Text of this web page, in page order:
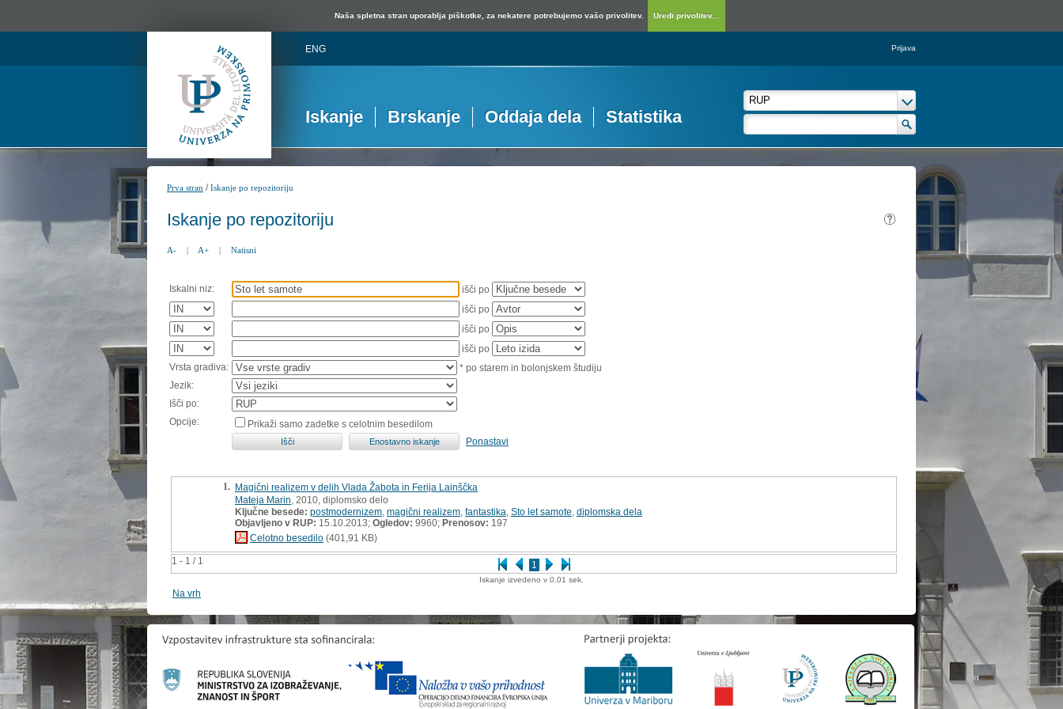
Naša spletna stran uporablja piškotke, za nekatere potrebujemo vašo privolitev. Uredi privolitev...
ENG Prijava
Iskanje Brskanje Oddaja dela Statistika
Prva stran /Iskanje po repozitoriju
Iskanje po repozitoriju
A- | A+ | Natisni
Iskalni niz:
išči po
išči po
išči po
išči po
Vrsta gradiva:
* po starem in bolonjskem študiju
Jezik:
Išči po:
Opcije:
Prikaži samo zadetke s celotnim besedilom
Ponastavi
1 - 1 / 1 1
1. Magični realizem v delih Vlada Žabota in Ferija Lainščka
Mateja Marin , 2010, diplomsko delo
Ključne besede: postmodernizem magični realizem fantastika Sto let samote diplomska dela
Objavljeno v RUP: 15.10.2013; Ogledov: 9960; Prenosov: 197
Celotno besedilo (401,91 KB)
Iskanje izvedeno v 0.01 sek.
Na vrh